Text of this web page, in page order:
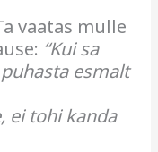
vaatas mulle
“Kui sa
esmalt
ei tohi kanda